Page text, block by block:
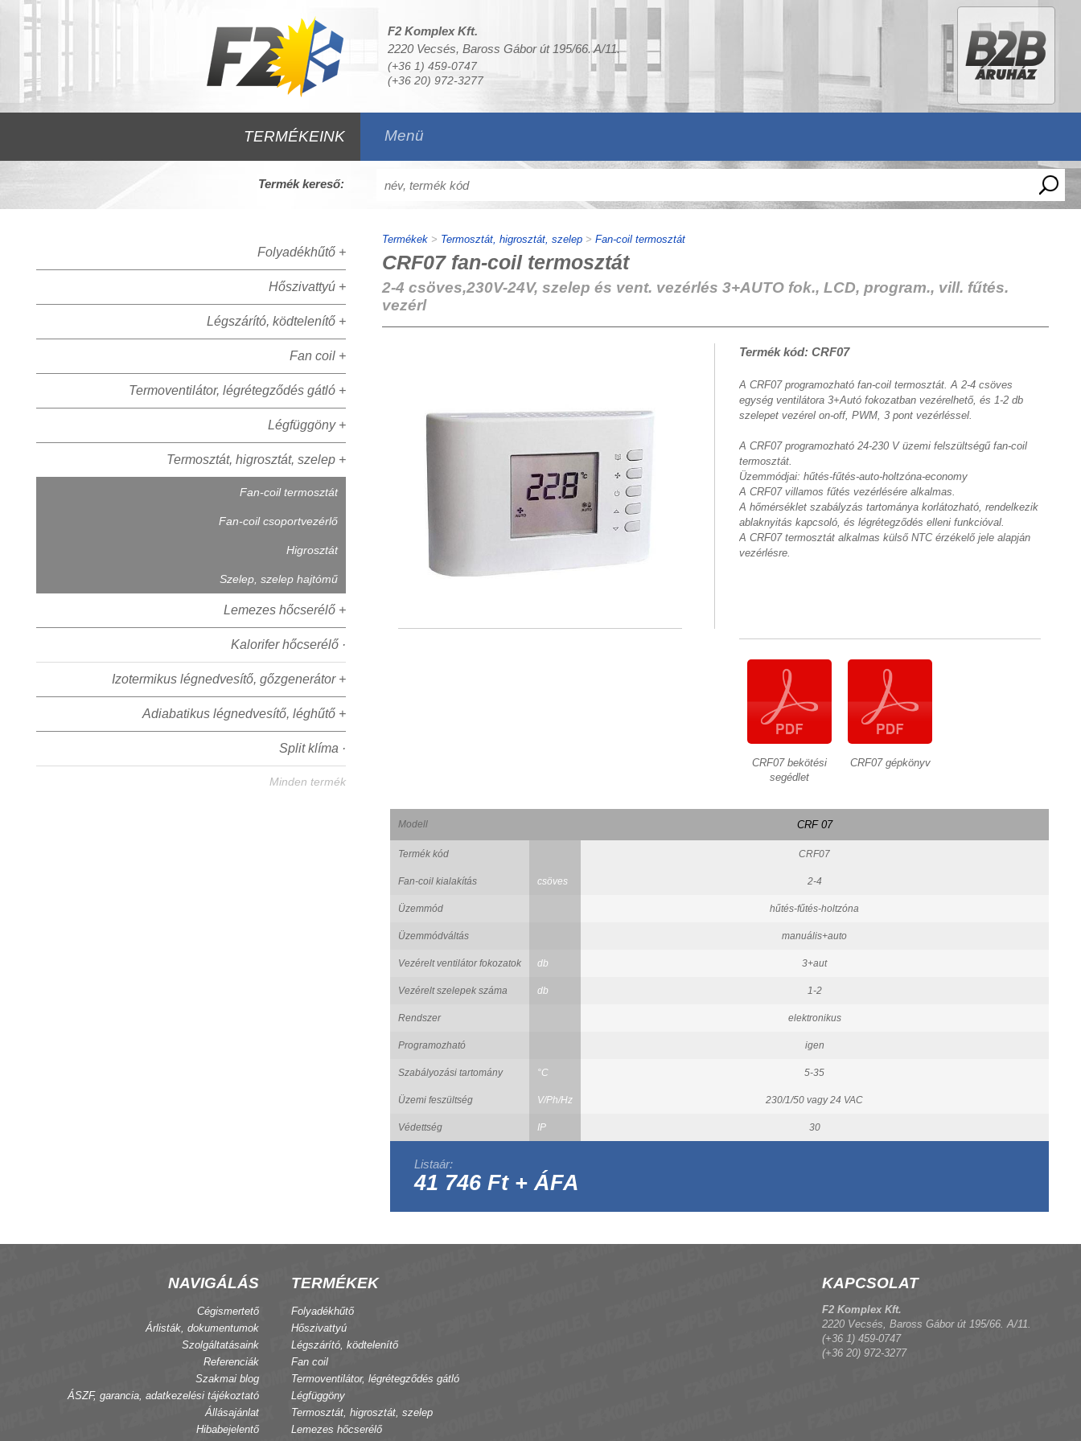
F2 Komplex Kft.
2220 Vecsés, Baross Gábor út 195/66. A/11.
(+36 1) 459-0747
(+36 20) 972-3277
TERMÉKEINK Menü
Termék kereső:
Folyadékhűtő +
Hőszivattyú +
Légszárító, ködtelenítő +
Fan coil +
Termoventilátor, légrétegződés gátló +
Légfüggöny +
Termosztát, higrosztát, szelep +
Fan-coil termosztát
Fan-coil csoportvezérlő
Higrosztát
Szelep, szelep hajtómű
Lemezes hőcserélő +
Kalorifer hőcserélő ·
Izotermikus légnedvesítő, gőzgenerátor +
Adiabatikus légnedvesítő, léghűtő +
Split klíma ·
Minden termék
Termékek> Termosztát, higrosztát, szelep> Fan-coil termosztát
CRF07 fan-coil termosztát
2-4 csöves,230V-24V, szelep és vent. vezérlés 3+AUTO fok., LCD, program., vill. fűtés.
vezérl
Termék kód: CRF07
A CRF07 programozható fan-coil termosztát. A 2-4 csöves
egység ventilátora 3+Autó fokozatban vezérelhető, és 1-2 db
szelepet vezérel on-off, PWM, 3 pont vezérléssel.
A CRF07 programozható 24-230 V üzemi felszültségű fan-coil
termosztát.
Üzemmódjai: hűtés-fűtés-auto-holtzóna-economy
A CRF07 villamos fűtés vezérlésére alkalmas.
A hőmérséklet szabályzás tartománya korlátozható, rendelkezik
ablaknyitás kapcsoló, és légrétegződés elleni funkcióval.
A CRF07 termosztát alkalmas külső NTC érzékelő jele alapján
vezérlésre.
CRF07 bekötési
segédlet
CRF07 gépkönyv
Modell CRF 07
Termék kód CRF07
Fan-coil kialakítás csöves 2-4
Üzemmód hűtés-fűtés-holtzóna
Üzemmódváltás manuális+auto
Vezérelt ventilátor fokozatok db 3+aut
Vezérelt szelepek száma db 1-2
Rendszer elektronikus
Programozható igen
Szabályozási tartomány °C 5-35
Üzemi feszültség V/Ph/Hz 230/1/50 vagy 24 VAC
Védettség IP 30
Listaár:
41 746 Ft + ÁFA
NAVIGÁLÁS
Cégismertető
Árlisták, dokumentumok
Szolgáltatásaink
Referenciák
Szakmai blog
ÁSZF, garancia, adatkezelési tájékoztató
Állásajánlat
Hibabejelentő
TERMÉKEK
Folyadékhűtő
Hőszivattyú
Légszárító, ködtelenítő
Fan coil
Termoventilátor, légrétegződés gátló
Légfüggöny
Termosztát, higrosztát, szelep
Lemezes hőcserélő
KAPCSOLAT
F2 Komplex Kft.
2220 Vecsés, Baross Gábor út 195/66. A/11.
(+36 1) 459-0747
(+36 20) 972-3277